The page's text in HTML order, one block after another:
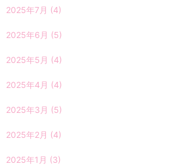
2025年7月 (4)
2025年6月 (5)
2025年5月 (4)
2025年4月 (4)
2025年3月 (5)
2025年2月 (4)
2025年1月 (3)